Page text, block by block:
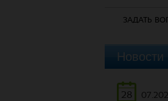
ЗАДАТЬ
Новости
28